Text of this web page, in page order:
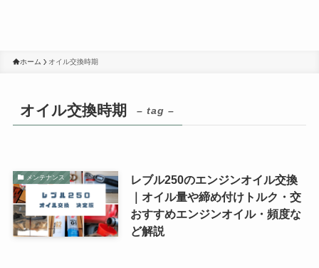
ホーム オイル交換時期
オイル交換時期 – tag –
メンテナンス
レブル250のエンジンオイル交換
｜オイル量や締め付けトルク・交
おすすめエンジンオイル・頻度な
ど解説